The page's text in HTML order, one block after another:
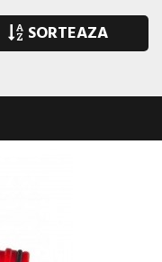
SORTEAZA